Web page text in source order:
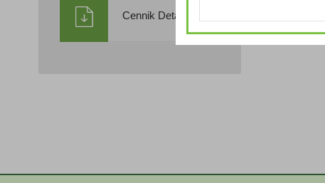
Cennik Detaliczny